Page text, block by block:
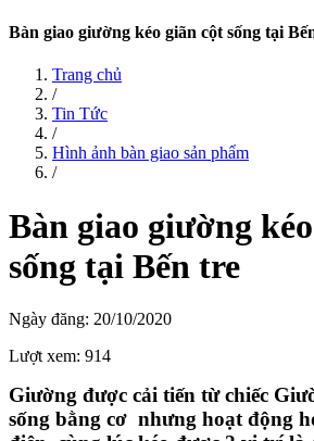
Bàn giao giường kéo giãn cột sống tại
Trang chủ
/
Tin Tức
/
Hình ảnh bàn giao sản phẩm
/
Bàn giao giường
sống tại Bến tre
Ngày đăng: 20/10/2020
Lượt xem: 914
Giường được cải tiến từ chiếc
sống bằng cơ nhưng hoạt động